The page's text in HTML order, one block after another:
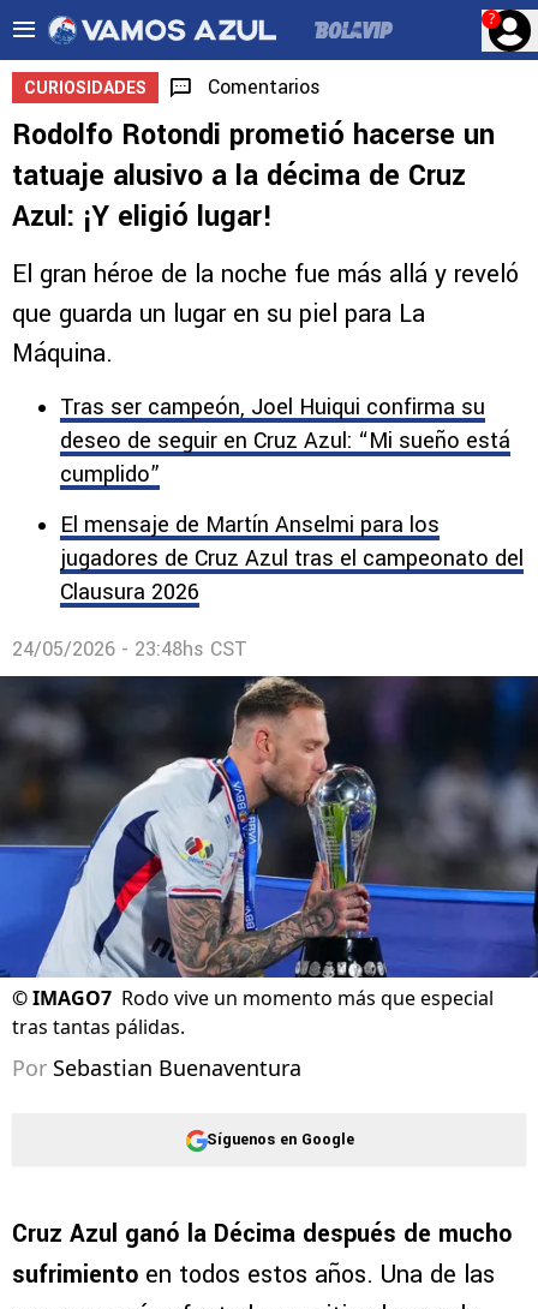
?
CURIOSIDADES Comentarios
Rodolfo Rotondi prometió hacerse un
tatuaje alusivo a la décima de Cruz
Azul: ¡Y eligió lugar!
El gran héroe de la noche fue más allá y reveló
que guarda un lugar en su piel para La
Máquina.
Tras ser campeón, Joel Huiqui confirma su
deseo de seguir en Cruz Azul: “Mi sueño está
cumplido”
El mensaje de Martín Anselmi para los
jugadores de Cruz Azul tras el campeonato del
Clausura 2026
24/05/2026 - 23:48hs CST
©IMAGO7 Rodo vive un momento más que especial
tras tantas pálidas.
Por Sebastian Buenaventura
Síguenos en Google
Cruz Azul ganó la Décima después de mucho
sufrimiento en todos estos años. Una de las